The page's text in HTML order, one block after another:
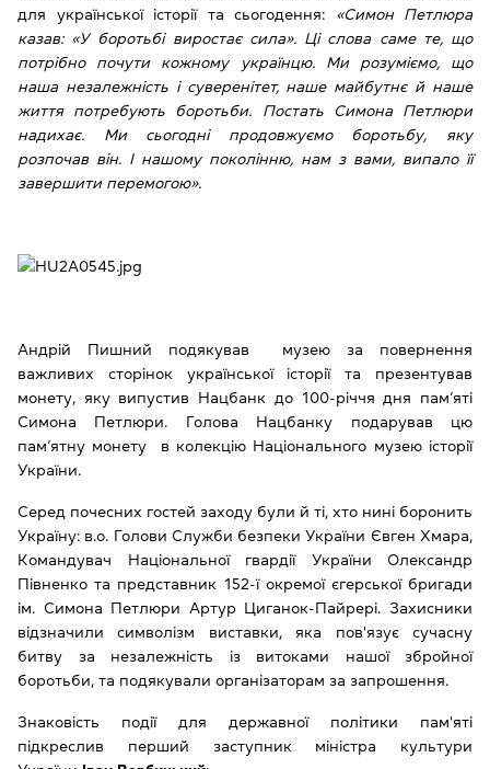
для української історії та сьогодення:
«Симон Петлюра
казав: «У боротьбі виростає сила». Ці слова саме те, що
потрібно почути кожному українцю. Ми розуміємо, що
наша незалежність і суверенітет, наше майбутнє й наше
життя потребують боротьби. Постать Симона Петлюри
надихає. Ми сьогодні продовжуємо боротьбу, яку
розпочав він. І нашому поколінню, нам з вами, випало її
завершити перемогою».
Андрій Пишний подякував музею за повернення
важливих сторінок української історії та презентував
монету, яку випустив Нацбанк до 100-річчя дня пам’яті
Симона Петлюри. Голова Нацбанку подарував цю
пам’ятну монету в колекцію Національного музею історії
України.
Серед почесних гостей заходу були й ті, хто нині боронить
Україну: в.о. Голови Служби безпеки України Євген Хмара,
Командувач Національної гвардії України Олександр
Півненко та представник 152-ї окремої єгерської бригади
ім. Симона Петлюри Артур Циганок-Пайрері. Захисники
відзначили символізм виставки, яка пов'язує сучасну
битву за незалежність із витоками нашої збройної
боротьби, та подякували організаторам за запрошення.
Знаковість події для державної політики пам'яті
підкреслив перший заступник міністра культури